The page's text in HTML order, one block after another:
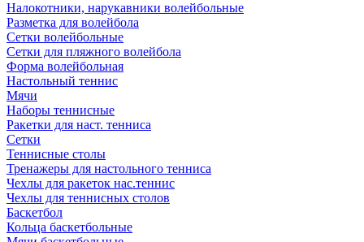
Налокотники, нарукавники волейбольные
Разметка для волейбола
Сетки волейбольные
Сетки для пляжного волейбола
Форма волейбольная
Настольный теннис
Мячи
Наборы теннисные
Ракетки для наст. тенниса
Сетки
Теннисные столы
Тренажеры для настольного тенниса
Чехлы для ракеток нас.теннис
Чехлы для теннисных столов
Баскетбол
Кольца баскетбольные